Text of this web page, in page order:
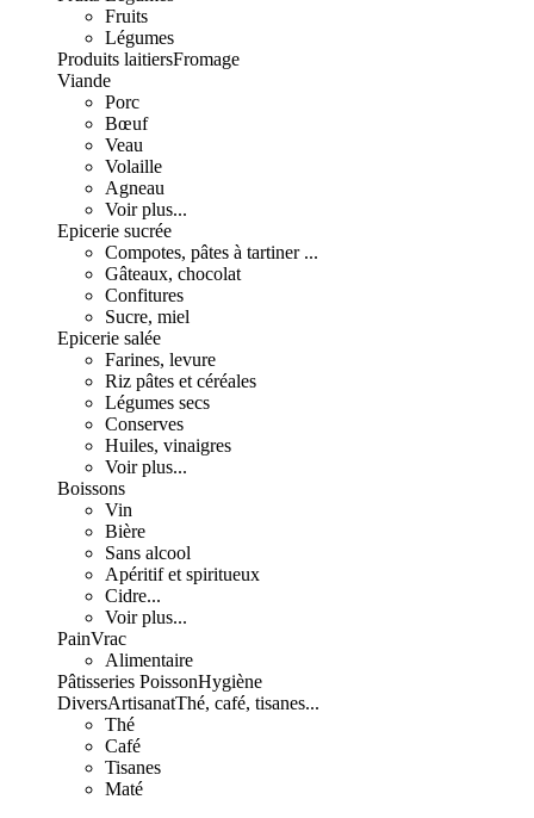
Fruits
Légumes
Produits laitiersFromage
Viande
Porc
Bœuf
Veau
Volaille
Agneau
Voir plus...
Epicerie sucrée
Compotes, pâtes à tartiner ...
Gâteaux, chocolat
Confitures
Sucre, miel
Epicerie salée
Farines, levure
Riz pâtes et céréales
Légumes secs
Conserves
Huiles, vinaigres
Voir plus...
Boissons
Vin
Bière
Sans alcool
Apéritif et spiritueux
Cidre...
Voir plus...
PainVrac
Alimentaire
Pâtisseries PoissonHygiène
DiversArtisanatThé, café, tisanes...
Thé
Café
Tisanes
Maté